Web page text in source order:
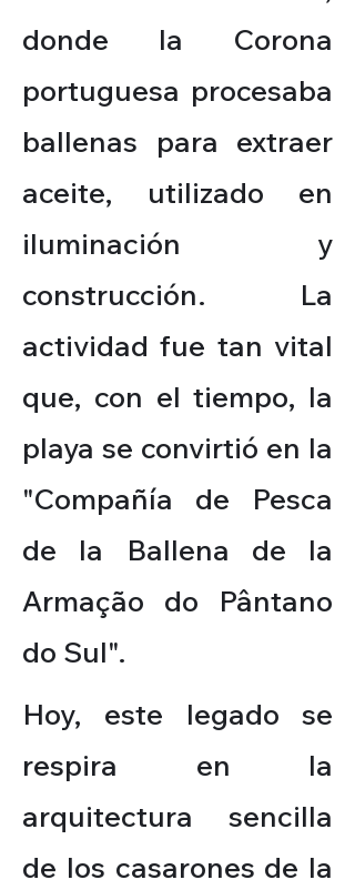
donde la Corona
portuguesa procesaba
ballenas para extraer
aceite, utilizado en
iluminación y
construcción. La
actividad fue tan vital
que, con el tiempo, la
playa se convirtió en la
"Compañía de Pesca
de la Ballena de la
Armação do Pântano
do Sul".
Hoy, este legado se
respira en la
arquitectura sencilla
de los casarones de la